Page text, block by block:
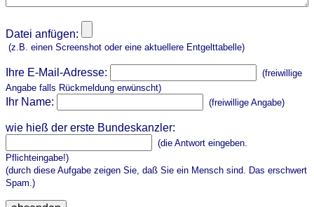
Datei anfügen:
(z.B. einen Screenshot oder eine aktuellere Entgelttabelle)
Ihre E-Mail-Adresse:
(freiwillige
Angabe falls Rückmeldung erwünscht)
Ihr Name: (freiwillige Angabe)
wie hieß der erste Bundeskanzler:
(die Antwort eingeben.
Pflichteingabe!)
(durch diese Aufgabe zeigen Sie, daß Sie ein Mensch sind. Das erschwert
Spam.)